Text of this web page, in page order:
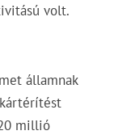
volt.
államnak
millió